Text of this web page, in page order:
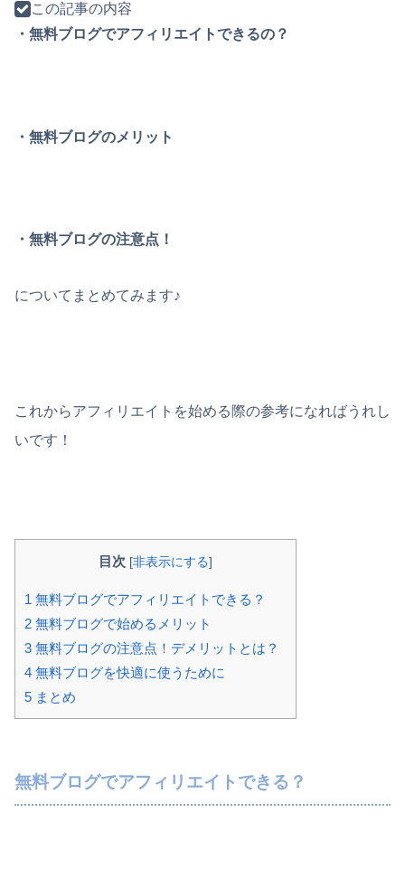
この記事の内容
・無料ブログでアフィリエイトできるの？
・無料ブログのメリット
・無料ブログの注意点！
についてまとめてみます♪
これからアフィリエイトを始める際の参考になればうれし
いです！
目次 [非表示にする]
1 無料ブログでアフィリエイトできる？
2 無料ブログで始めるメリット
3 無料ブログの注意点！デメリットとは？
4 無料ブログを快適に使うために
5 まとめ
無料ブログでアフィリエイトできる？